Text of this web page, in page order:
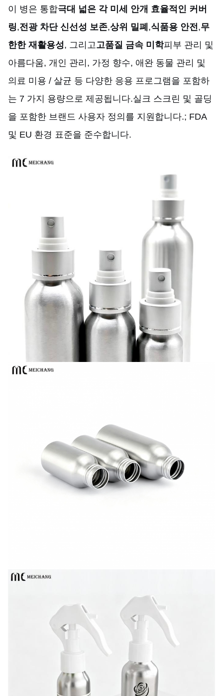
이 병은 통합극대 넓은 각 미세 안개 효율적인 커버
링,전광 차단 신선성 보존,상위 밀폐 ,식품용 안전,무
한한 재활용성, 그리고고품질 금속 미학피부 관리 및
아름다움, 개인 관리, 가정 향수, 애완 동물 관리 및
의료 미용 / 살균 등 다양한 응용 프로그램을 포함하
는 7 가지 용량으로 제공됩니다.실크 스크린 및 골딩
을 포함한 브랜드 사용자 정의를 지원합니다.; FDA
및 EU 환경 표준을 준수합니다.